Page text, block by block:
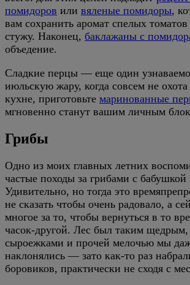
помидоров или вяленые помидоры,
вам сохранить аромат спелых
стужу. Наконец, баклажаны с
объедение.
Сладкие перцы — еще один
июльскую жару, когда совсем не охота
кухне, приготовьте маринованные
мгновенно станут вашим личным
Грибы
Одно из моих главных летних
частые походы за грибами с
Удивительно, но тогда это
не сказать чтобы очень радовало, а
многое за то, чтобы вернуться в то
часок-другой. Лес был таким щедрым,
сыроежками и прочей мелочью мы
наклонялись — зато как-то раз
боровиков, практически не сходя с